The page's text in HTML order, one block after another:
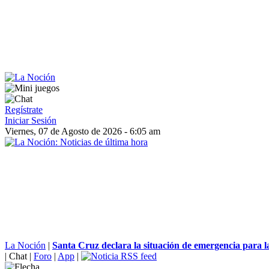
Regístrate
Iniciar Sesión
Viernes, 07 de Agosto de 2026 - 6:05 am
La Noción | Santa Cruz declara la situación de emergencia para
| Chat | Foro | App |